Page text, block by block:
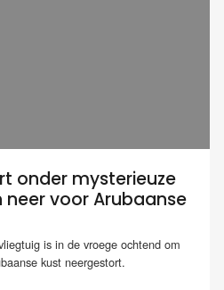
onder mysterieuze
voor Arubaanse
is in de vroege ochtend om
kust neergestort.